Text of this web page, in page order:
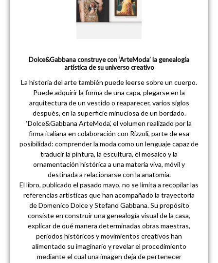
Dolce&Gabbana construye con ‘ArteModa’ la genealogía
artística de su universo creativo
La historia del arte también puede leerse sobre un cuerpo.
Puede adquirir la forma de una capa, plegarse en la
arquitectura de un vestido o reaparecer, varios siglos
después, en la superficie minuciosa de un bordado.
‘Dolce&Gabbana ArteModa’, el volumen realizado por la
firma italiana en colaboración con Rizzoli, parte de esa
posibilidad: comprender la moda como un lenguaje capaz de
traducir la pintura, la escultura, el mosaico y la
ornamentación histórica a una materia viva, móvil y
destinada a relacionarse con la anatomía.
El libro, publicado el pasado mayo, no se limita a recopilar las
referencias artísticas que han acompañado la trayectoria
de Domenico Dolce y Stefano Gabbana. Su propósito
consiste en construir una genealogía visual de la casa,
explicar de qué manera determinadas obras maestras,
periodos históricos y movimientos creativos han
alimentado su imaginario y revelar el procedimiento
mediante el cual una imagen deja de pertenecer